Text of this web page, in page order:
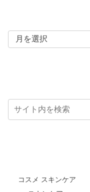
コスメ スキンケア